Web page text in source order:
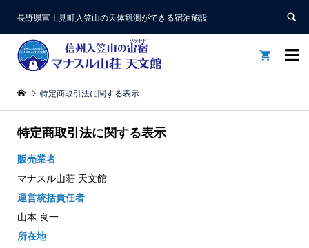
長野県富士見町入笠山の天体観測ができる宿泊施設


特定商取引法に関する表示
特定商取引法に関する表示
販売業者
マナスル山荘 天文館
運営統括責任者
山本 良一
所在地